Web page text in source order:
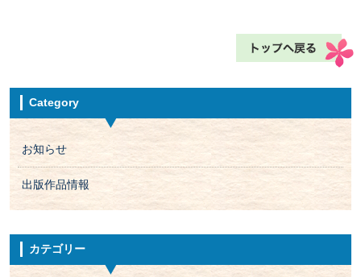
Category
お知らせ
出版作品情報
カテゴリー